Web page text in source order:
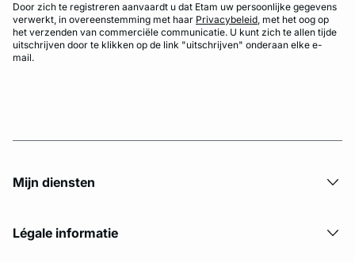
Door zich te registreren aanvaardt u dat Etam uw persoonlijke gegevens
verwerkt, in overeenstemming met haar Privacybeleid, met het oog op
het verzenden van commerciële communicatie. U kunt zich te allen tijde
uitschrijven door te klikken op de link "uitschrijven" onderaan elke e-
mail.
Mijn diensten
Légale informatie